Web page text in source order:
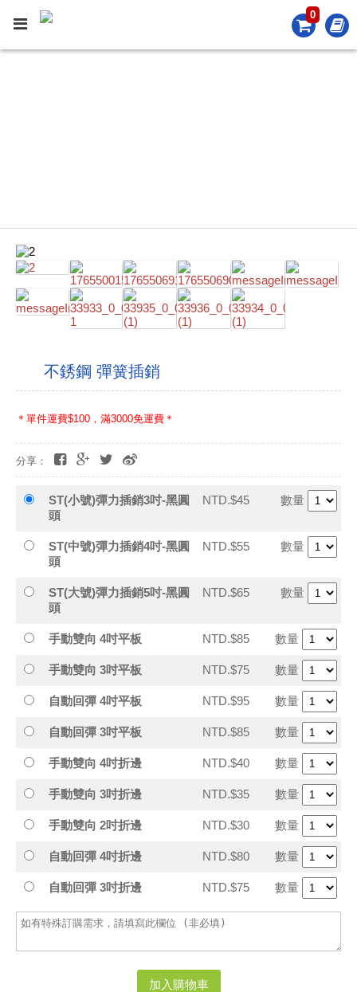
0
不銹鋼 彈簧插銷
＊單件運費$100，滿3000免運費＊
分享：
ST(小號)彈力插銷3吋-黑圓
頭
NTD.$45 數量
ST(中號)彈力插銷4吋-黑圓
頭
NTD.$55 數量
ST(大號)彈力插銷5吋-黑圓
頭
NTD.$65 數量
手動雙向 4吋平板 NTD.$85 數量
手動雙向 3吋平板 NTD.$75 數量
自動回彈 4吋平板 NTD.$95 數量
自動回彈 3吋平板 NTD.$85 數量
手動雙向 4吋折邊 NTD.$40 數量
手動雙向 3吋折邊 NTD.$35 數量
手動雙向 2吋折邊 NTD.$30 數量
自動回彈 4吋折邊 NTD.$80 數量
自動回彈 3吋折邊 NTD.$75 數量
加入購物車